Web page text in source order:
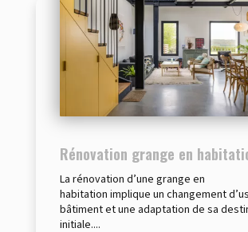
Rénovation grange en
La rénovation d’une grange en
habitation implique un changement
bâtiment et une adaptation de sa
initiale....